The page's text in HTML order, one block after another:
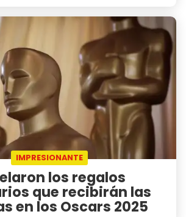
IMPRESIONANTE
los regalos
que recibirán las
en los Oscars 2025